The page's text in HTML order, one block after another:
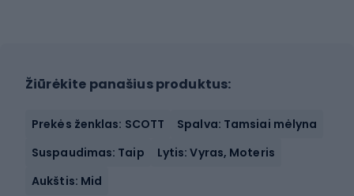
Žiūrėkite panašius produktus:
Prekės ženklas: SCOTT
Spalva: Tamsiai mėlyna
Suspaudimas: Taip
Lytis: Vyras, Moteris
Aukštis: Mid